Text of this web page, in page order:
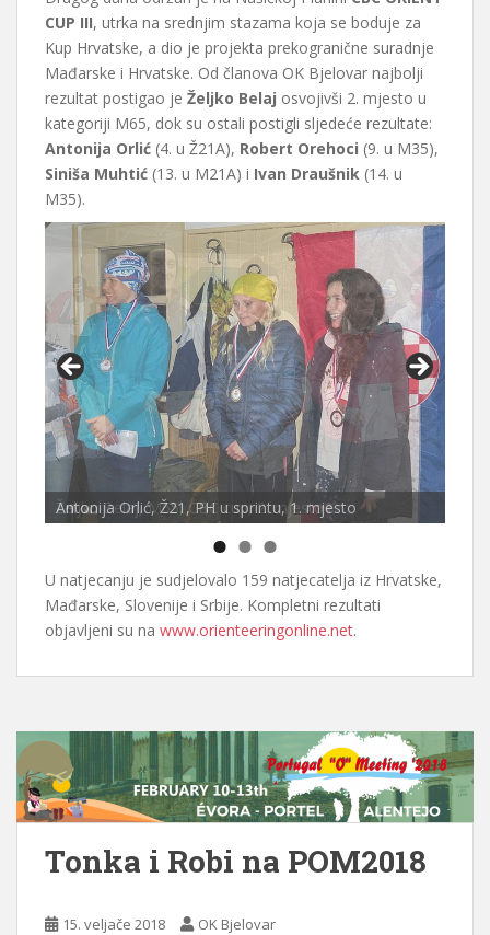
CUP III, utrka na srednjim stazama koja se boduje za
Kup Hrvatske, a dio je projekta prekogranične suradnje
Mađarske i Hrvatske. Od članova OK Bjelovar najbolji
rezultat postigao je Željko Belaj osvojivši 2. mjesto u
kategoriji M65, dok su ostali postigli sljedeće rezultate:
Antonija Orlić (4. u Ž21A), Robert Orehoci (9. u M35),
Siniša Muhtić (13. u M21A) i Ivan Draušnik (14. u
M35).
Antonija Orlić, Ž21, PH u sprintu, 1. mjesto
U natjecanju je sudjelovalo 159 natjecatelja iz Hrvatske,
Mađarske, Slovenije i Srbije. Kompletni rezultati
objavljeni su na www.orienteeringonline.net.
Tonka i Robi na POM2018
15. veljače 2018 OK Bjelovar